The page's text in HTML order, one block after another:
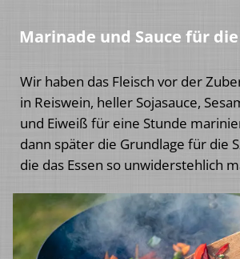
Marinade und Sauce für
Wir haben das Fleisch vor der
in Reiswein, heller Sojasauce,
und Eiweiß für eine Stunde
dann später die Grundlage für die
die das Essen so unwiderstehlich